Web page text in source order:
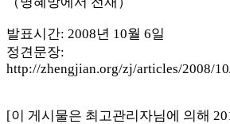
발표시간: 2008년 10월 6일
정견문장:
http://zhengjian.org/zj/articles/2008/
[이 게시물은 최고관리자님에 의해